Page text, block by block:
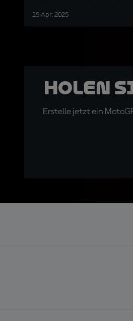
15 Apr. 2025
Holen
Erstelle jetzt ein